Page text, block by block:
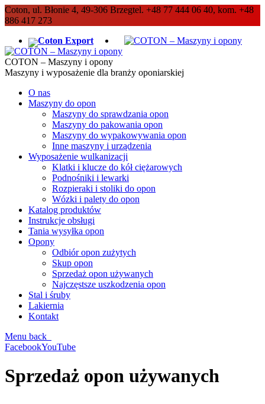
Coton, ul. Błonie 4, 49-306 Brzegtel. +48 77 444 06 40, kom. +48
886 417 273
Coton Export
COTON – Maszyny i opony
Maszyny i wyposażenie dla branży oponiarskiej
O nas
Maszyny do opon
Maszyny do sprawdzania opon
Maszyny do pakowania opon
Maszyny do wypakowywania opon
Inne maszyny i urządzenia
Wyposażenie wulkanizacji
Klatki i klucze do kół ciężarowych
Podnośniki i lewarki
Rozpieraki i stoliki do opon
Wózki i palety do opon
Katalog produktów
Instrukcje obsługi
Tania wysyłka opon
Opony
Odbiór opon zużytych
Skup opon
Sprzedaż opon używanych
Najczęstsze uszkodzenia opon
Stal i śruby
Lakiernia
Kontakt
Menu back
FacebookYouTube
Sprzedaż opon używanych